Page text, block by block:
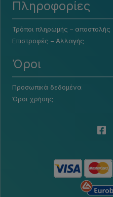
Πληροφορίες
Τρόποι πληρωμής – αποστολής
Επιστροφές – Αλλαγής
Όροι
Προσωπικά δεδομένα
Όροι χρήσης